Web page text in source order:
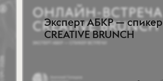
Эксперт АБКР — спикер
CREATIVE BRUNCH